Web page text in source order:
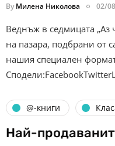
By Милена Николова 02/
Веднъж в седмицата „Аз
на пазара, подбрани от
нашия специален
@-книги
Най-